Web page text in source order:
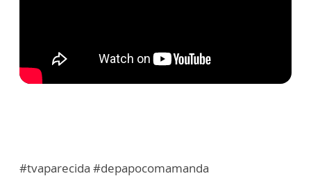
#tvaparecida #depapocomamanda